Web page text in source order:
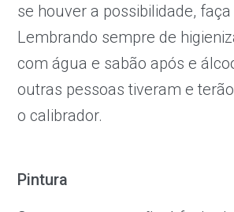
se houver a possibilidade,
Lembrando sempre de
com água e sabão após e
outras pessoas tiveram e
o calibrador.
Pintura